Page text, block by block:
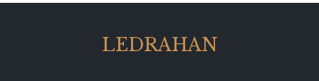
LEDRAHAN